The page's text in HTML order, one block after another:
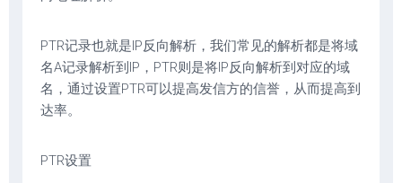
PTR记录也就是IP反向解析，我们常见的解析都是将域
名A记录解析到IP，PTR则是将IP反向解析到对应的域
名，通过设置PTR可以提高发信方的信誉，从而提高到
达率。
PTR设置